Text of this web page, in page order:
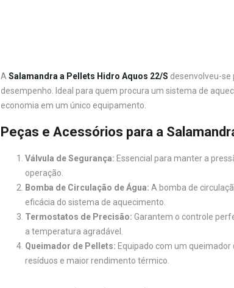
ASalamandra a Pellets Hidro Aquos 22/S desenvolveu-
desempenho. Ideal para quem procura um sistema de
economia em um único equipamento.
Peças e Acessórios para a
Válvula de Segurança: Essencial para manter a
operação.
Bomba de Circulação de Água: A bomba de
eficácia do sistema de aquecimento.
Termostatos de Precisão: Garantem o controle
a temperatura agradável.
Queimador de Pellets: Equipado com um
resíduos e maior rendimento térmico.